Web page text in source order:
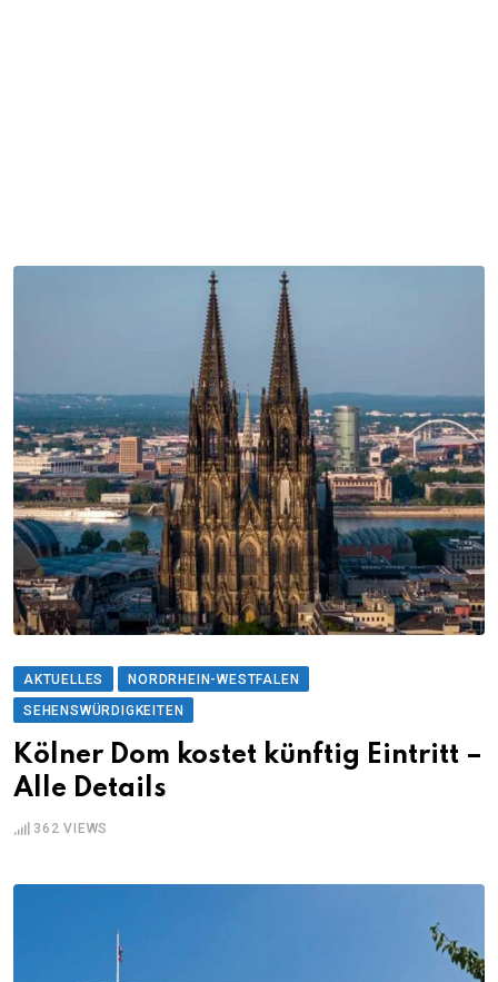
AKTUELLES
NORDRHEIN-WESTFALEN
SEHENSWÜRDIGKEITEN
Kölner Dom kostet künftig Eintritt –
Alle Details
362 VIEWS